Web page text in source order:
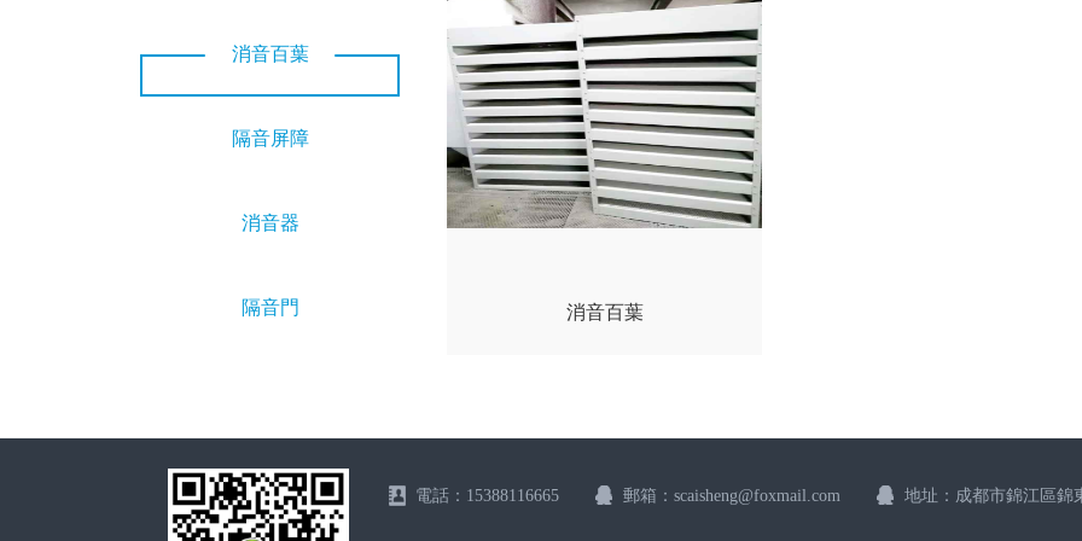
消音百葉
隔音屏障
消音器
隔音門 消音百葉
電話：15388116665 郵箱：scaisheng@foxmail.com 地址：成都市錦江區錦